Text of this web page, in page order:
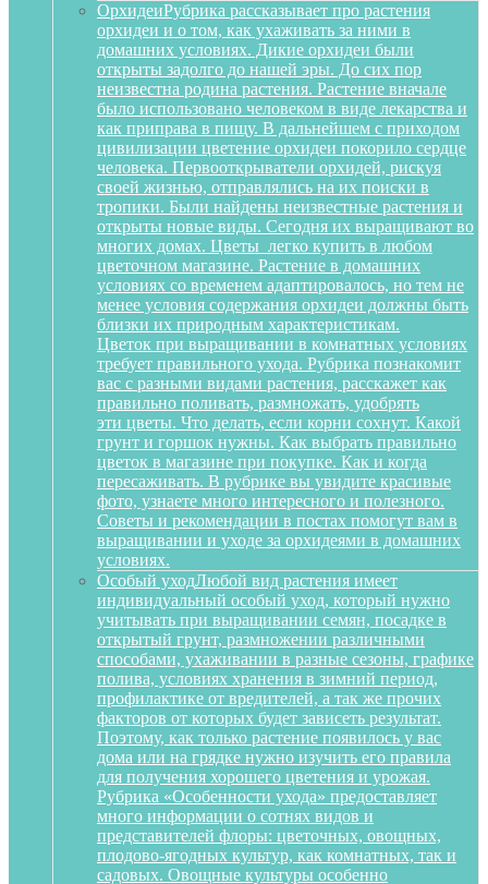
ОрхидеиРубрика рассказывает про растения
орхидеи и о том, как ухаживать за ними в
домашних условиях. Дикие орхидеи были
открыты задолго до нашей эры. До сих пор
неизвестна родина растения. Растение вначале
было использовано человеком в виде лекарства и
как приправа в пищу. В дальнейшем с приходом
цивилизации цветение орхидеи покорило сердце
человека. Первооткрыватели орхидей, рискуя
своей жизнью, отправлялись на их поиски в
тропики. Были найдены неизвестные растения и
открыты новые виды. Сегодня их выращивают во
многих домах. Цветы легко купить в любом
цветочном магазине. Растение в домашних
условиях со временем адаптировалось, но тем не
менее условия содержания орхидеи должны быть
близки их природным характеристикам.
Цветок при выращивании в комнатных условиях
требует правильного ухода. Рубрика познакомит
вас с разными видами растения, расскажет как
правильно поливать, размножать, удобрять
эти цветы. Что делать, если корни сохнут. Какой
грунт и горшок нужны. Как выбрать правильно
цветок в магазине при покупке. Как и когда
пересаживать. В рубрике вы увидите красивые
фото, узнаете много интересного и полезного.
Советы и рекомендации в постах помогут вам в
выращивании и уходе за орхидеями в домашних
условиях.
Особый уходЛюбой вид растения имеет
индивидуальный особый уход, который нужно
учитывать при выращивании семян, посадке в
открытый грунт, размножении различными
способами, ухаживании в разные сезоны, графике
полива, условиях хранения в зимний период,
профилактике от вредителей, а так же прочих
факторов от которых будет зависеть результат.
Поэтому, как только растение появилось у вас
дома или на грядке нужно изучить его правила
для получения хорошего цветения и урожая.
Рубрика «Особенности ухода» предоставляет
много информации о сотнях видов и
представителей флоры: цветочных, овощных,
плодово-ягодных культур, как комнатных, так и
садовых. Овощные культуры особенно